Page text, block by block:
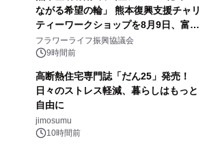
ながる希望の輪」 熊本復興支援チャリ
ティーワークショップを8月9日、富
山・射水で開催
フラワーライフ振興協議会
9時間前
高断熱住宅専門誌「だん25」発売！
日々のストレス軽減、暮らしはもっと
自由に
jimosumu
10時間前